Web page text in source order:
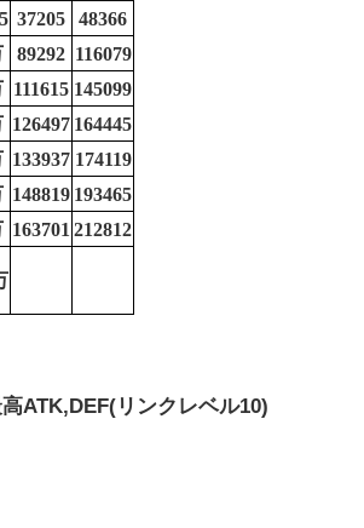
37205
48366
89292 116079
111615 145099
126497 164445
133937 174119
148819 193465
163701 212812
ATK,DEF(リンクレベル10)